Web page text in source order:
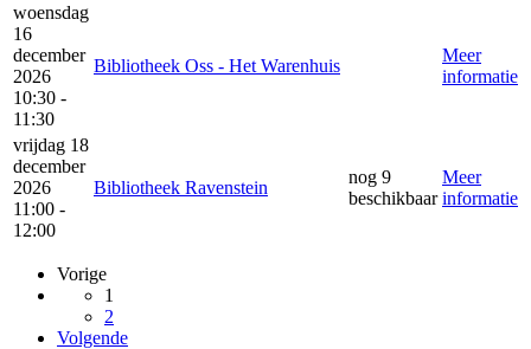
woensdag
16
december
2026
10:30 -
11:30
Bibliotheek Oss - Het Warenhuis
Meer
informatie
vrijdag 18
december
2026
11:00 -
12:00
Bibliotheek Ravenstein
nog 9
beschikbaar
Meer
informatie
Vorige
1
2
Volgende